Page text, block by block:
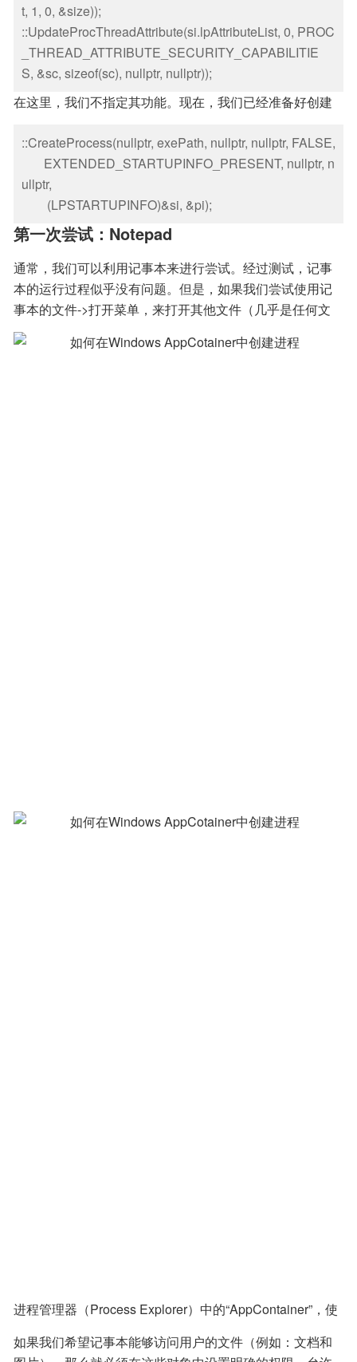
t, 1, 0, &size));
::UpdateProcThreadAttribute(si.lpAttributeList, 0, PROC
_THREAD_ATTRIBUTE_SECURITY_CAPABILITIE
S, &sc, sizeof(sc), nullptr, nullptr));
在这里，我们不指定其功能。现在，我们已经准备好创建
::CreateProcess(nullptr, exePath, nullptr, nullptr, FALSE,
EXTENDED_STARTUPINFO_PRESENT, nullptr, n
ullptr,
(LPSTARTUPINFO)&si, &pi);
第一次尝试：Notepad
通常，我们可以利用记事本来进行尝试。经过测试，记事
本的运行过程似乎没有问题。但是，如果我们尝试使用记
事本的文件->打开菜单，来打开其他文件（几乎是任何文
件），我们会发现记事本无法访问常用的位置（例如：我
的文档或我的图片）。这是因为该进程正在以低完整性级
进程管理器（Process Explorer）中的“AppContainer”，使
如果我们希望记事本能够访问用户的文件（例如：文档和